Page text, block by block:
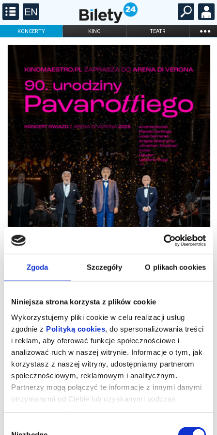
Zgoda Szczegóły O plikach cookies
Niniejsza strona korzysta z plików cookie
Wykorzystujemy pliki cookie w celu realizacji usług
zgodnie z Polityką cookies , do spersonalizowania treści
i reklam, aby oferować funkcje społecznościowe i
analizować ruch w naszej witrynie. Informacje o tym, jak
korzystasz z naszej witryny, udostępniamy partnerom
społecznościowym, reklamowym i analitycznym.
Partnerzy mogą połączyć te informacje z innymi danymi
otrzymanymi od Ciebie lub uzyskanymi podczas
KONCERTY KINO TEATR ...
FILHARMONIA OPERA I BALET
STAND-UP
ONLINE KARNETY
90. urodziny Pavarottiego. Koncert
gwiazd z Arena di Verona 2025
Jesienią 2025 roku w słynnej Arena di Verona zebrały się
największe gwiazdy opery i popu, w tym Andrea Bocelli, Jonathan
Plácido Domingo i José Carreras, zaśpiewali z nim na żywo.